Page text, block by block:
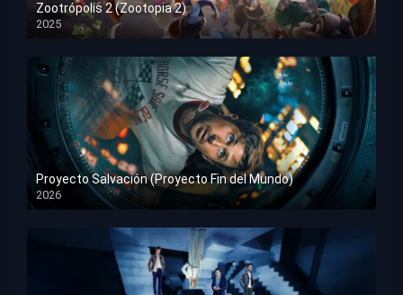
Zootrópolis 2 (Zootopia 2)
2025
HD 1080p
Proyecto Salvación (Proyecto Fin del Mundo)
2026
HD 1080p